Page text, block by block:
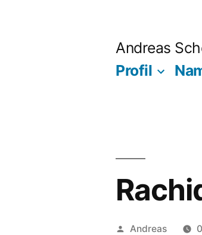
Andreas
Profil
Veröffentlicht
Andreas